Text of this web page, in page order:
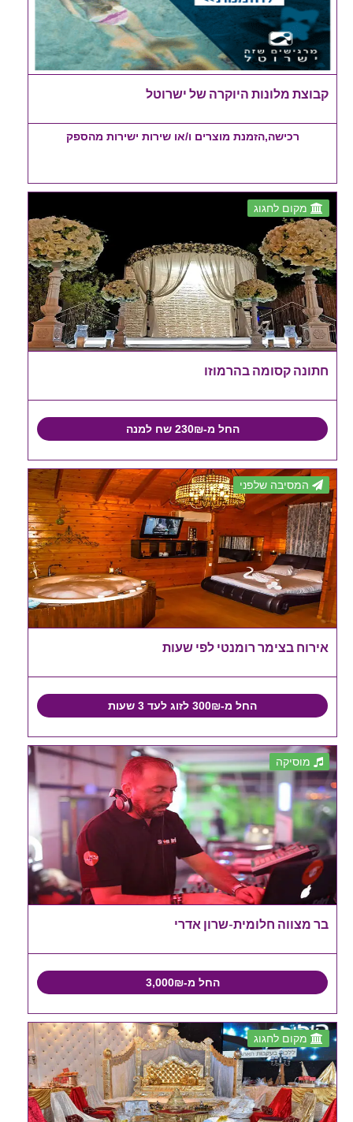
קבוצת מלונות היוקרה של ישרוטל
רכישה,הזמנת מוצרים ו/או שירות ישירות מהספק
מקום לחגוג
חתונה קסומה בהרמוזו
החל מ-230₪ שח למנה
המסיבה שלפני
אירוח בצימר רומנטי לפי שעות
החל מ-300₪ לזוג לעד 3 שעות
מוסיקה
בר מצווה חלומית-שרון אדרי
החל מ-3,000₪
מקום לחגוג